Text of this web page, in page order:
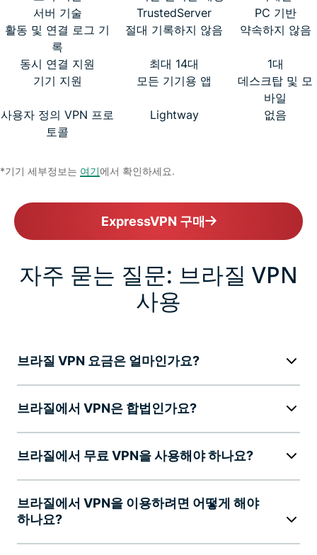
서버 기술
TrustedServer
PC 기반
활동 및 연결 로그 기
록
절대 기록하지 않음 약속하지 않음
동시 연결 지원 최대 14대
1대
기기 지원
모든 기기용 앱
데스크탑 및 모
바일
사용자 정의 VPN 프로
토콜
Lightway 없음
*기기 세부정보는 여기에서 확인하세요.
ExpressVPN 구매
자주 묻는 질문: 브라질 VPN
사용
브라질 VPN 요금은 얼마인가요?
브라질에서 VPN은 합법인가요?
브라질에서 무료 VPN을 사용해야 하나요?
브라질에서 VPN을 이용하려면 어떻게 해야
하나요?